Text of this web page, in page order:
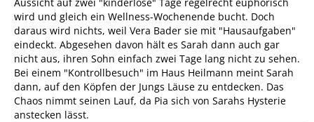
wird und gleich ein Wellness-Wochenende bucht. Doch
daraus wird nichts, weil Vera Bader sie mit "Hausaufgaben"
eindeckt. Abgesehen davon hält es Sarah dann auch gar
nicht aus, ihren Sohn einfach zwei Tage lang nicht zu sehen.
Bei einem "Kontrollbesuch" im Haus Heilmann meint Sarah
dann, auf den Köpfen der Jungs Läuse zu entdecken. Das
Chaos nimmt seinen Lauf, da Pia sich von Sarahs Hysterie
anstecken lässt.